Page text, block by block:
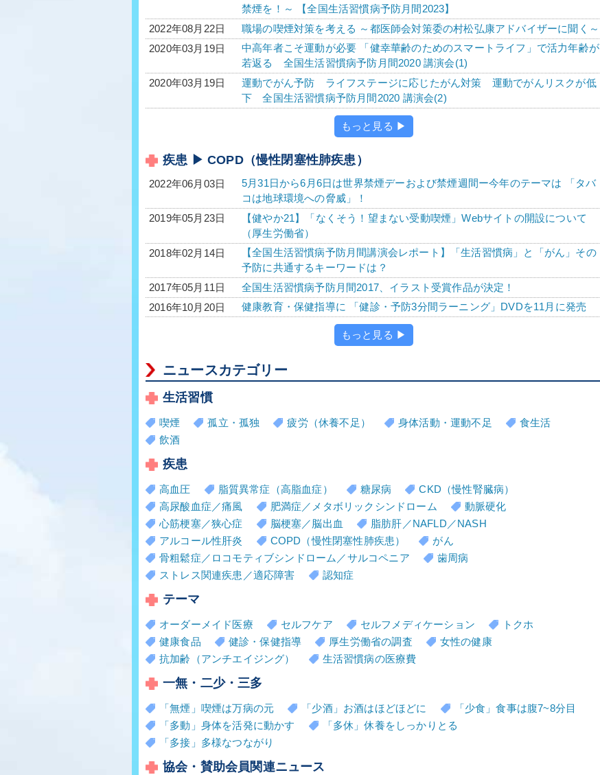
禁煙を！～ 【全国生活習慣病予防月間2023】
2022年08月22日
職場の喫煙対策を考える ～都医師会対策委の村松弘康アドバイザーに聞く～
2020年03月19日
中高年者こそ運動が必要 「健幸華齢のためのスマートライフ」で活力年齢が
若返る 全国生活習慣病予防月間2020 講演会(1)
2020年03月19日
運動でがん予防 ライフステージに応じたがん対策 運動でがんリスクが低
下 全国生活習慣病予防月間2020 講演会(2)
もっと見る ▶
疾患 ▶ COPD（慢性閉塞性肺疾患）
2022年06月03日
5月31日から6月6日は世界禁煙デーおよび禁煙週間ー今年のテーマは 「タバ
コは地球環境への脅威」！
2019年05月23日
【健やか21】「なくそう！望まない受動喫煙」Webサイトの開設について
（厚生労働省）
2018年02月14日
【全国生活習慣病予防月間講演会レポート】「生活習慣病」と「がん」その
予防に共通するキーワードは？
2017年05月11日
全国生活習慣病予防月間2017、イラスト受賞作品が決定！
2016年10月20日
健康教育・保健指導に 「健診・予防3分間ラーニング」DVDを11月に発売
もっと見る ▶
ニュースカテゴリー
生活習慣
喫煙 孤立・孤独 疲労（休養不足） 身体活動・運動不足
食生活
飲酒
疾患
高血圧 脂質異常症（高脂血症） 糖尿病
CKD（慢性腎臓病）
高尿酸血症／痛風
肥満症／メタボリックシンドローム
動脈硬化
心筋梗塞／狭心症
脳梗塞／脳出血
脂肪肝／NAFLD／NASH
アルコール性肝炎
COPD（慢性閉塞性肺疾患）
がん
骨粗鬆症／ロコモティブシンドローム／サルコペニア
歯周病
ストレス関連疾患／適応障害
認知症
テーマ
オーダーメイド医療 セルフケア セルフメディケーション
トクホ
健康食品
健診・保健指導 厚生労働省の調査
女性の健康
抗加齢（アンチエイジング）
生活習慣病の医療費
一無・二少・三多
「無煙」喫煙は万病の元 「少酒」お酒はほどほどに
「少食」食事は腹7~8分目
「多動」身体を活発に動かす
「多休」休養をしっかりとる
「多接」多様なつながり
協会・賛助会員関連ニュース